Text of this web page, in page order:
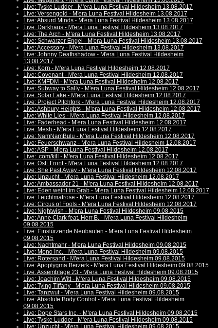
Live: Tyske Ludder - M'era Luna Festival Hildesheim 13.08.2017
Live: Versengold - M'era Luna Festival Hildesheim 13.08.2017
Live: Absurd Minds - M'era Luna Festival Hildesheim 13.08.2017
Live: Darkhaus - M'era Luna Festival Hildesheim 13.08.2017
Live: The Arch - M'era Luna Festival Hildesheim 13.08.2017
Live: Schwarzer Engel - M'era Luna Festival Hildesheim 13.08.2017
Live: Accessory - M'era Luna Festival Hildesheim 13.08.2017
Live: Johnny Deathshadow - M'era Luna Festival Hildesheim
13.08.2017
Live: Korn - M'era Luna Festival Hildesheim 12.08.2017
Live: Covenant - M'era Luna Festival Hildesheim 12.08.2017
Live: KMFDM - M'era Luna Festival Hildesheim 12.08.2017
Live: Subway to Sally - M'era Luna Festival Hildesheim 12.08.2017
Live: Solar Fake - M'era Luna Festival Hildesheim 12.08.2017
Live: Project Pitchfork - M'era Luna Festival Hildesheim 12.08.2017
Live: Ashbury Heights - M'era Luna Festival Hildesheim 12.08.2017
Live: White Lies - M'era Luna Festival Hildesheim 12.08.2017
Live: Faderhead - M'era Luna Festival Hildesheim 12.08.2017
Live: Mesh - M'era Luna Festival Hildesheim 12.08.2017
Live: NamNamBulu - M'era Luna Festival Hildesheim 12.08.2017
Live: Feuerschwanz - M'era Luna Festival Hildesheim 12.08.2017
Live: ASP - M'era Luna Festival Hildesheim 12.08.2017
Live: .com/kill - M'era Luna Festival Hildesheim 12.08.2017
Live: Ost+Front - M'era Luna Festival Hildesheim 12.08.2017
Live: She Past Away - M'era Luna Festival Hildesheim 12.08.2017
Live: Unzucht - M'era Luna Festival Hildesheim 12.08.2017
Live: Ambassador 21 - M'era Luna Festival Hildesheim 12.08.2017
Live: Eden weint im Grab - M'era Luna Festival Hildesheim 12.08.2017
Live: Leichtmatrose - M'era Luna Festival Hildesheim 12.08.2017
Live: Circus of Fools - M'era Luna Festival Hildesheim 12.08.2017
Live: Nightwish - M'era Luna Festival Hildesheim 09.08.2015
Live: Anne Clark feat. Herr B. - M'era Luna Festival Hildesheim
09.08.2015
Live: Einstürzende Neubauten - M'era Luna Festival Hildesheim
09.08.2015
Live: Nachtmahr - M'era Luna Festival Hildesheim 09.08.2015
Live: Mono Inc. - M'era Luna Festival Hildesheim 09.08.2015
Live: Rotersand - M'era Luna Festival Hildesheim 09.08.2015
Live: Apoptygma Berzerk - M'era Luna Festival Hildesheim 09.08.2015
Live: Assemblage 23 - M'era Luna Festival Hildesheim 09.08.2015
Live: Joachim Witt - M'era Luna Festival Hildesheim 09.08.2015
Live: Tying Tiffany - M'era Luna Festival Hildesheim 09.08.2015
Live: Tanzwut - M'era Luna Festival Hildesheim 09.08.2015
Live: Absolute Body Control - M'era Luna Festival Hildesheim
09.08.2015
Live: Dope Stars Inc. - M'era Luna Festival Hildesheim 09.08.2015
Live: Tyske Ludder - M'era Luna Festival Hildesheim 09.08.2015